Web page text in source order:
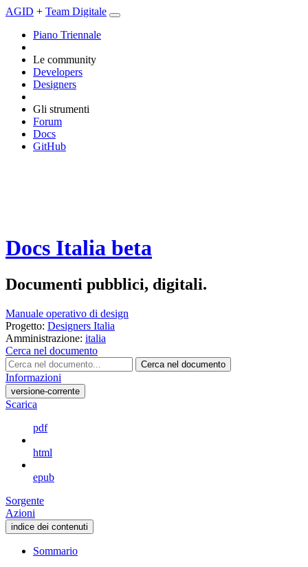
AGID + Team Digitale
Piano Triennale
Le community
Developers
Designers
Gli strumenti
Forum
Docs
GitHub
Docs Italia beta
Documenti pubblici, digitali.
Manuale operativo di design
Progetto: Designers Italia
Amministrazione: italia
Cerca nel documento
Cerca nel documento
Informazioni
versione-corrente
Scarica
pdf
html
epub
Sorgente
Azioni
indice dei contenuti
Sommario